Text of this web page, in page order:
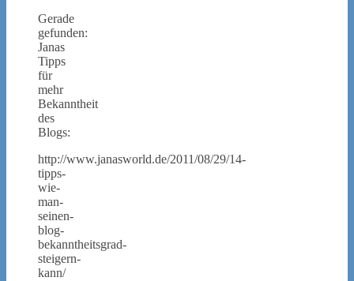
Gerade
gefunden:
Janas
Tipps
für
mehr
Bekanntheit
des
Blogs:
http://www.janasworld.de/2011/08/29/14-
tipps-
wie-
man-
seinen-
blog-
bekanntheitsgrad-
steigern-
kann/